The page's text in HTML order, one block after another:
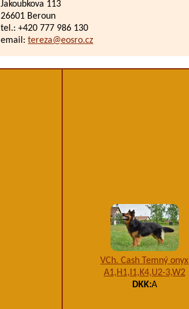
Jakoubkova 113
26601 Beroun
tel.: +420 777 986 130
email:tereza@eosro.cz
VCh. Cash Temný onyx
A1,H1,I1,K4,U2-3,W2
DKK:A